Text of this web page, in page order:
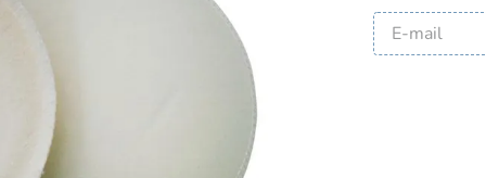
HIGIENE E CUIDADOS
PELE